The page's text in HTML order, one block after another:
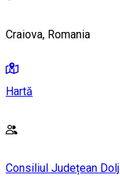
Craiova, Romania
Hartă
Consiliul Județean Dolj